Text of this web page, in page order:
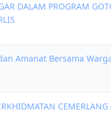
DALAM PROGRAM
Amanat Bersama